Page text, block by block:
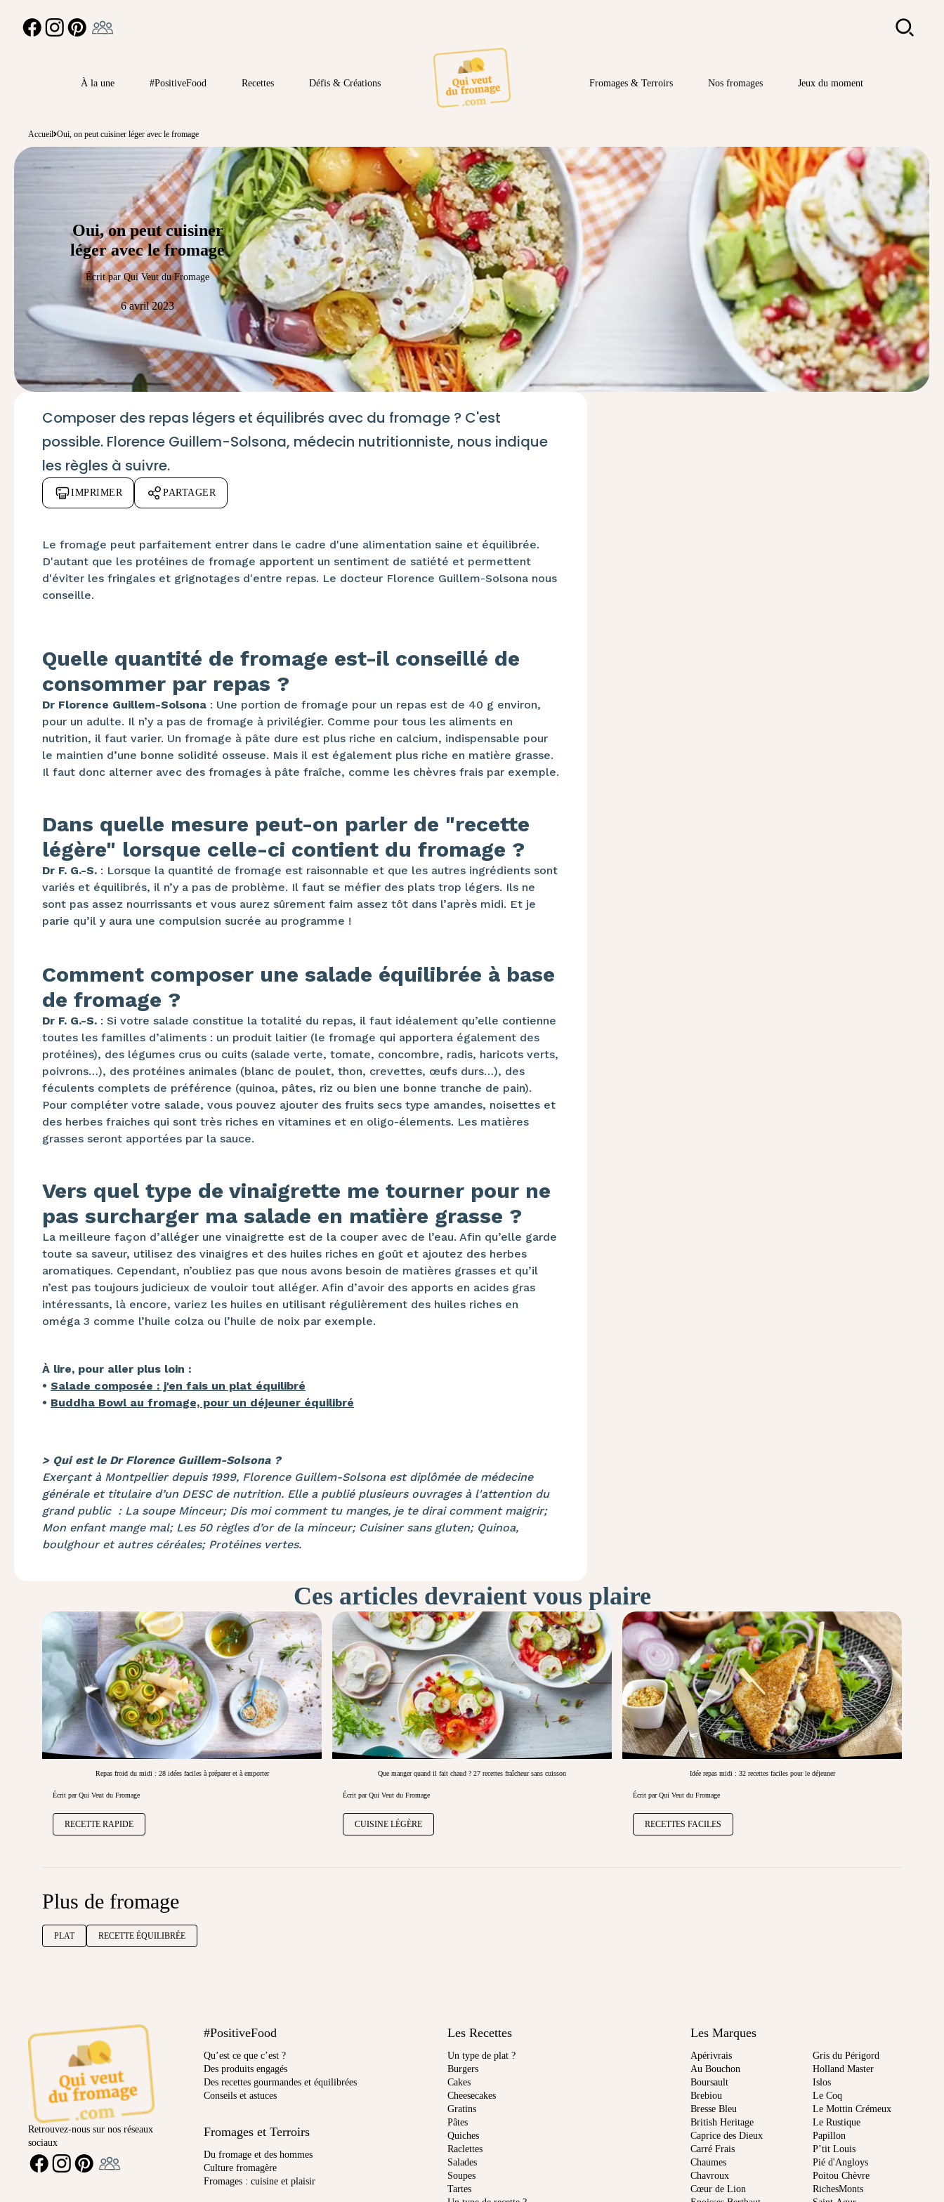
FACEBOOKINSTAGRAMPINTEREST Rechercher
À la une #PositiveFood Recettes Défis & Créations Fromages & Terroirs Nos fromages Jeux du moment
Accueil Oui, on peut cuisiner léger avec le fromage
Oui, on peut cuisiner
léger avec le fromage
Écrit par Qui Veut du Fromage
6 avril 2023
Composer des repas légers et équilibrés avec du fromage ? C'est
possible. Florence Guillem-Solsona, médecin nutritionniste, nous indique
les règles à suivre.
IMPRIMER PARTAGER
Le fromage peut parfaitement entrer dans le cadre d'une alimentation saine et équilibrée.
D'autant que les protéines de fromage apportent un sentiment de satiété et permettent
d'éviter les fringales et grignotages d'entre repas. Le docteur Florence Guillem-Solsona nous
conseille.
Quelle quantité de fromage est-il conseillé de
consommer par repas ?
Dr Florence Guillem-Solsona : Une portion de fromage pour un repas est de 40 g environ,
pour un adulte. Il n’y a pas de fromage à privilégier. Comme pour tous les aliments en
nutrition, il faut varier. Un fromage à pâte dure est plus riche en calcium, indispensable pour
le maintien d’une bonne solidité osseuse. Mais il est également plus riche en matière grasse.
Il faut donc alterner avec des fromages à pâte fraîche, comme les chèvres frais par exemple.
Dans quelle mesure peut-on parler de "recette
légère" lorsque celle-ci contient du fromage ?
Dr F. G.-S. : Lorsque la quantité de fromage est raisonnable et que les autres ingrédients sont
variés et équilibrés, il n’y a pas de problème. Il faut se méfier des plats trop légers. Ils ne
sont pas assez nourrissants et vous aurez sûrement faim assez tôt dans l’après midi. Et je
parie qu’il y aura une compulsion sucrée au programme !
Comment composer une salade équilibrée à base
de fromage ?
Dr F. G.-S. : Si votre salade constitue la totalité du repas, il faut idéalement qu’elle contienne
toutes les familles d’aliments : un produit laitier (le fromage qui apportera également des
protéines), des légumes crus ou cuits (salade verte, tomate, concombre, radis, haricots verts,
poivrons…), des protéines animales (blanc de poulet, thon, crevettes, œufs durs…), des
féculents complets de préférence (quinoa, pâtes, riz ou bien une bonne tranche de pain).
Pour compléter votre salade, vous pouvez ajouter des fruits secs type amandes, noisettes et
des herbes fraiches qui sont très riches en vitamines et en oligo-élements. Les matières
grasses seront apportées par la sauce.
Vers quel type de vinaigrette me tourner pour ne
pas surcharger ma salade en matière grasse ?
La meilleure façon d’alléger une vinaigrette est de la couper avec de l’eau. Afin qu’elle garde
toute sa saveur, utilisez des vinaigres et des huiles riches en goût et ajoutez des herbes
aromatiques. Cependant, n’oubliez pas que nous avons besoin de matières grasses et qu’il
n’est pas toujours judicieux de vouloir tout alléger. Afin d’avoir des apports en acides gras
intéressants, là encore, variez les huiles en utilisant régulièrement des huiles riches en
oméga 3 comme l’huile colza ou l’huile de noix par exemple.
À lire, pour aller plus loin :
• Salade composée : j'en fais un plat équilibré
• Buddha Bowl au fromage, pour un déjeuner équilibré
> Qui est le Dr Florence Guillem-Solsona ?
Exerçant à Montpellier depuis 1999, Florence Guillem-Solsona est diplômée de médecine
générale et titulaire d’un DESC de nutrition. Elle a publié plusieurs ouvrages à l'attention du
grand public : La soupe Minceur; Dis moi comment tu manges, je te dirai comment maigrir;
Mon enfant mange mal; Les 50 règles d’or de la minceur; Cuisiner sans gluten; Quinoa,
boulghour et autres céréales; Protéines vertes.
Ces articles devraient vous plaire
Repas froid du midi : 28 idées faciles à préparer et à emporter
Écrit par Qui Veut du Fromage
RECETTE RAPIDE
Que manger quand il fait chaud ? 27 recettes fraîcheur sans cuisson
Écrit par Qui Veut du Fromage
CUISINE LÉGÈRE
Idée repas midi : 32 recettes faciles pour le déjeuner
Écrit par Qui Veut du Fromage
RECETTES FACILES
Plus de fromage
PLAT RECETTE ÉQUILIBRÉE
Retrouvez-nous sur nos réseaux
sociaux
FACEBOOKINSTAGRAMPINTEREST
#PositiveFood
Qu’est ce que c’est ?
Des produits engagés
Des recettes gourmandes et équilibrées
Conseils et astuces
Fromages et Terroirs
Du fromage et des hommes
Culture fromagère
Fromages : cuisine et plaisir
Les Recettes
Un type de plat ?
Burgers
Cakes
Cheesecakes
Gratins
Pâtes
Quiches
Raclettes
Salades
Soupes
Tartes
Les Marques
Apérivrais
Au Bouchon
Boursault
Brebiou
Bresse Bleu
British Heritage
Caprice des Dieux
Carré Frais
Chaumes
Chavroux
Cœur de Lion
Gris du Périgord
Holland Master
Islos
Le Coq
Le Mottin Crémeux
Le Rustique
Papillon
P’tit Louis
Pié d'Angloys
Poitou Chèvre
RichesMonts